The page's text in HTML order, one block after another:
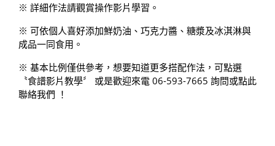
※ 詳細作法請觀賞操作影片學習。
※ 可依個人喜好添加鮮奶油、巧克力醬、糖漿及冰淇淋與
成品一同食用。
※ 基本比例僅供參考，想要知道更多搭配作法，可點選
〝食譜影片教學〞 或是歡迎來電 06-593-7665 詢問或點此
聯絡我們 ！